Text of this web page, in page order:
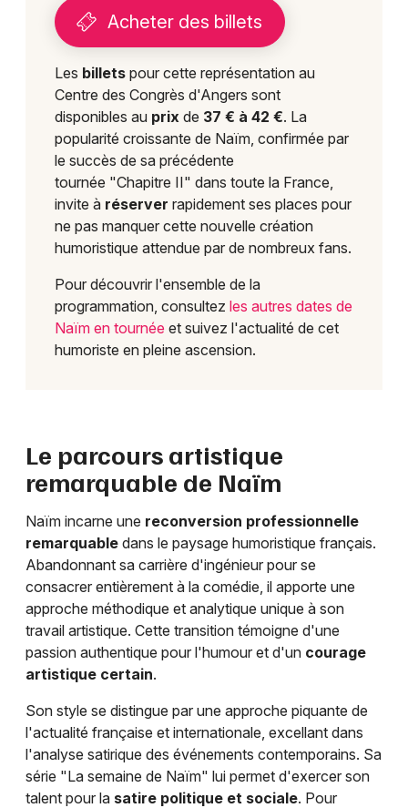
Acheter des billets
Les billets pour cette représentation au
Centre des Congrès d'Angers sont
disponibles au prix de 37 € à 42 €. La
popularité croissante de Naïm, confirmée par
le succès de sa précédente
tournée "Chapitre II" dans toute la France,
invite à réserver rapidement ses places pour
ne pas manquer cette nouvelle création
humoristique attendue par de nombreux fans.
Pour découvrir l'ensemble de la
programmation, consultez les autres dates de
Naïm en tournée et suivez l'actualité de cet
humoriste en pleine ascension.
Le parcours artistique
remarquable de Naïm
Naïm incarne une reconversion professionnelle
remarquable dans le paysage humoristique français.
Abandonnant sa carrière d'ingénieur pour se
consacrer entièrement à la comédie, il apporte une
approche méthodique et analytique unique à son
travail artistique. Cette transition témoigne d'une
passion authentique pour l'humour et d'un courage
artistique certain.
Son style se distingue par une approche piquante de
l'actualité française et internationale, excellant dans
l'analyse satirique des événements contemporains. Sa
série "La semaine de Naïm" lui permet d'exercer son
talent pour la satire politique et sociale. Pour